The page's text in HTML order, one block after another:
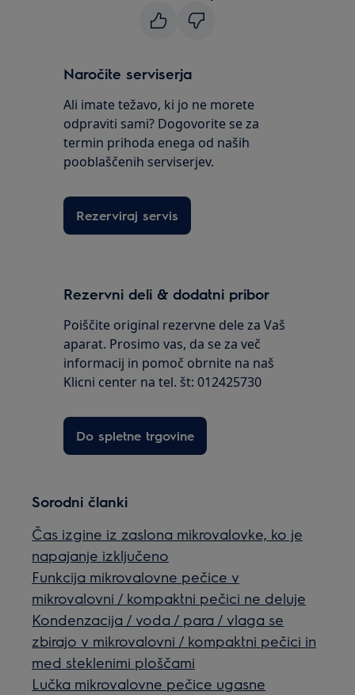
Naročite serviserja
Ali imate težavo, ki jo ne morete
odpraviti sami? Dogovorite se za
termin prihoda enega od naših
pooblaščenih serviserjev.
Rezerviraj servis
Rezervni deli & dodatni pribor
Poiščite original rezervne dele za Vaš
aparat. Prosimo vas, da se za več
informacij in pomoč obrnite na naš
Klicni center na tel. št: 012425730
Do spletne trgovine
Sorodni članki
Čas izgine iz zaslona mikrovalovke, ko je
napajanje izključeno
Funkcija mikrovalovne pečice v
mikrovalovni / kompaktni pečici ne deluje
Kondenzacija / voda / para / vlaga se
zbirajo v mikrovalovni / kompaktni pečici in
med steklenimi ploščami
Lučka mikrovalovne pečice ugasne